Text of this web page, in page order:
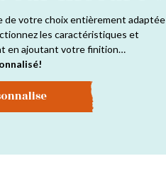
de votre choix entièrement adaptée
les caractéristiques et
en ajoutant votre finition…